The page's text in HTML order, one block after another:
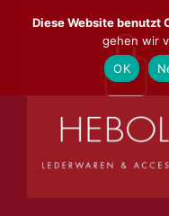
Inhalt
Diese Website benutzt
gehen wir
OK